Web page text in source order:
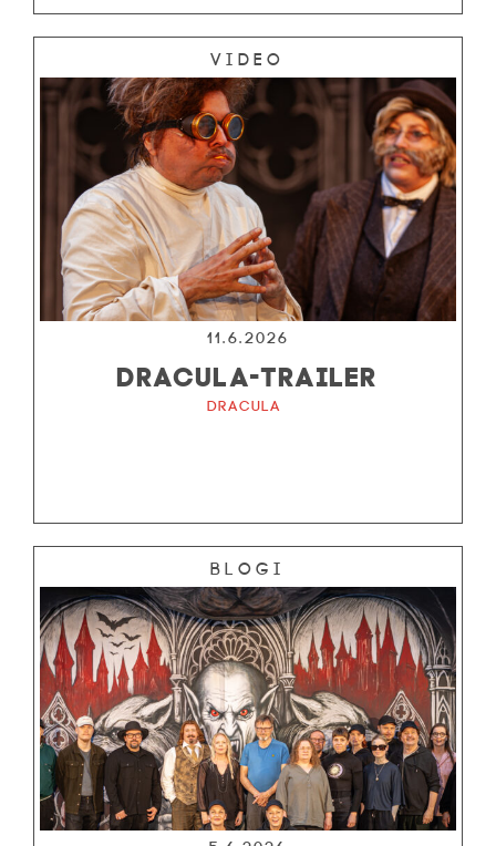
Video
11.6.2026
DRACULA-TRAILER
Dracula
Blogi